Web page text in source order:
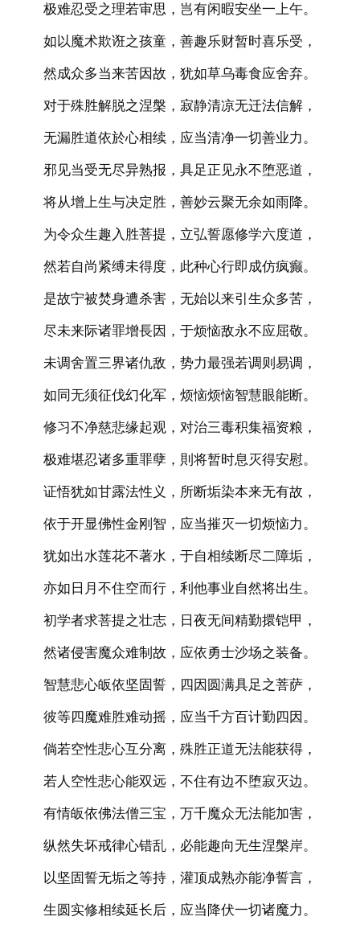
极难忍受之理若审思，岂有闲暇安坐一上午。
如以魔术欺诳之孩童，善趣乐财暂时喜乐受，
然成众多当来苦因故，犹如草乌毒食应舍弃。
对于殊胜解脱之涅槃，寂静清凉无迁法信解，
无漏胜道依於心相续，应当清净一切善业力。
邪见当受无尽异熟报，具足正见永不堕恶道，
将从增上生与决定胜，善妙云聚无余如雨降。
为令众生趣入胜菩提，立弘誓愿修学六度道，
然若自尚紧缚未得度，此种心行即成仿疯癫。
是故宁被焚身遭杀害，无始以来引生众多苦，
尽未来际诸罪增長因，于烦恼敌永不应屈敬。
未调舍置三界诸仇敌，势力最强若调则易调，
如同无须征伐幻化军，烦恼烦恼智慧眼能断。
修习不净慈悲缘起观，对治三毒积集福资粮，
极难堪忍诸多重罪孽，則将暂时息灭得安慰。
证悟犹如甘露法性义，所断垢染本来无有故，
依于开显佛性金刚智，应当摧灭一切烦恼力。
犹如出水莲花不著水，于自相续断尽二障垢，
亦如日月不住空而行，利他事业自然将出生。
初学者求菩提之壮志，日夜无间精勤擐铠甲，
然诸侵害魔众难制故，应依勇士沙场之装备。
智慧悲心皈依坚固誓，四因圆满具足之菩萨，
彼等四魔难胜难动摇，应当千方百计勤四因。
倘若空性悲心互分离，殊胜正道无法能获得，
若人空性悲心能双远，不住有边不堕寂灭边。
有情皈依佛法僧三宝，万千魔众无法能加害，
纵然失坏戒律心错乱，必能趣向无生涅槃岸。
以坚固誓无垢之等持，灌顶成熟亦能净誓言，
生圆实修相续延长后，应当降伏一切诸魔力。